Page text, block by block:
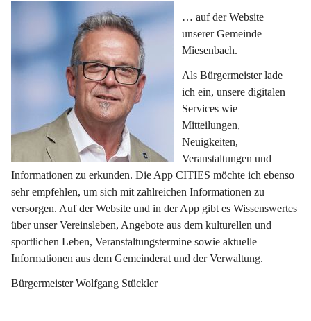
… auf der Website
unserer Gemeinde
Miesenbach.
Als Bürgermeister lade
ich ein, unsere digitalen
Services wie
Mitteilungen,
Neuigkeiten,
Veranstaltungen und
Informationen zu erkunden. Die App CITIES möchte ich ebenso
sehr empfehlen, um sich mit zahlreichen Informationen zu
versorgen. Auf der Website und in der App gibt es Wissenswertes
über unser Vereinsleben, Angebote aus dem kulturellen und
sportlichen Leben, Veranstaltungstermine sowie aktuelle
Informationen aus dem Gemeinderat und der Verwaltung.
Bürgermeister Wolfgang Stückler